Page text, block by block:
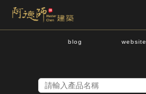
blog website